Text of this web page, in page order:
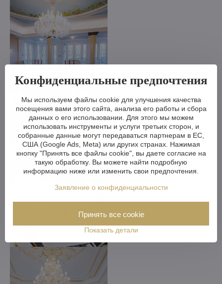
Конфиденциальные предпочтения
Мы используем файлы cookie для улучшения качества
посещения вами этого сайта, анализа его работы и сбора
данных о его использовании. Для этого мы можем
использовать инструменты и услуги третьих сторон, и
собранные данные могут передаваться партнерам в ЕС,
США (Google Ads, Meta) или других странах. Нажимая
кнопку "Принять все файлы cookie", вы даете согласие на
такую обработку. Вы можете найти подробную
информацию ниже или изменить свои предпочтения.
Заявление о конфиденциальности
Показать детали
Принять все cookie